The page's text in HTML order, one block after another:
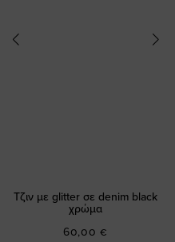
Τζιν με glitter σε denim black
χρώμα
60,00 €